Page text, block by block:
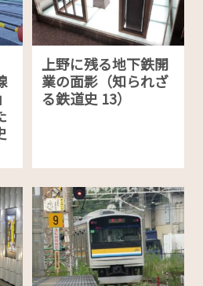
上野に残る地下鉄開
業の面影（知られざ
る鉄道史 13）